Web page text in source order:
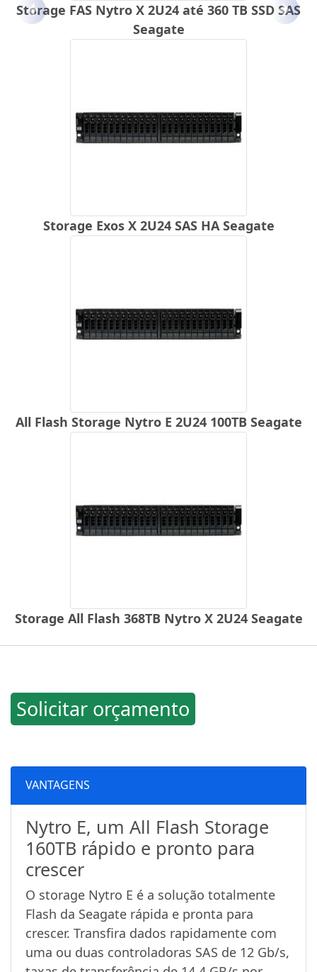
Storage FAS Nytro X 2U24 até 360 TB SSD SAS
Seagate
Storage Exos X 2U24 SAS HA Seagate
All Flash Storage Nytro E 2U24 100TB Seagate
Storage All Flash 368TB Nytro X 2U24 Seagate
Anterior
Solicitar orçamento
VANTAGENS
Nytro E, um All Flash Storage
160TB rápido e pronto para
crescer
O storage Nytro E é a solução totalmente
Flash da Seagate rápida e pronta para
crescer. Transfira dados rapidamente com
uma ou duas controladoras SAS de 12 Gb/s,